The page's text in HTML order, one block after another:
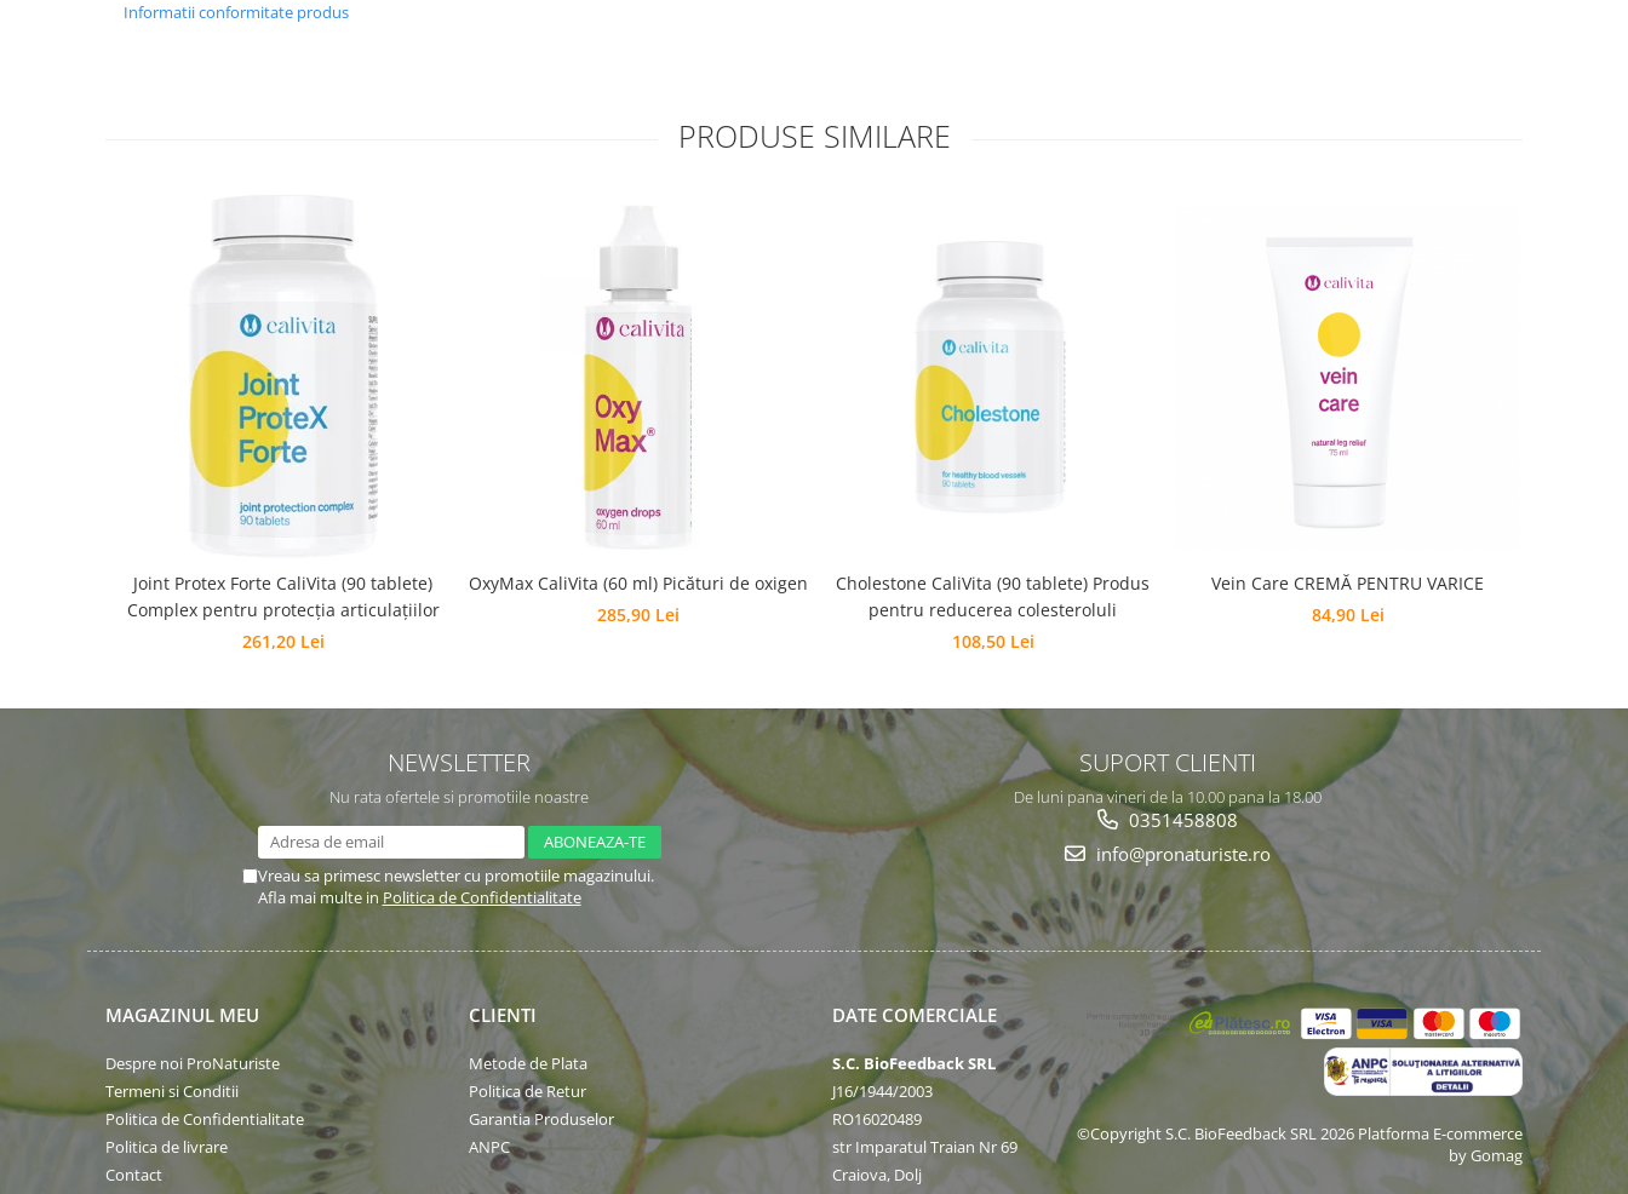
Informatii conformitate produs
PRODUSE SIMILARE
Joint Protex Forte CaliVita (90 tablete)
Complex pentru protecţia articulaţiilor
261,20 Lei
OxyMax CaliVita (60 ml) Picături de oxigen
285,90 Lei
Cholestone CaliVita (90 tablete) Produs
pentru reducerea colesteroluli
108,50 Lei
Vein Care CREMĂ PENTRU VARICE
84,90 Lei
NEWSLETTER
Nu rata ofertele si promotiile noastre
Vreau sa primesc newsletter cu promotiile magazinului.
Afla mai multe in Politica de Confidentialitate
SUPORT CLIENTI
De luni pana vineri de la 10.00 pana la 18.00
0351458808
info@pronaturiste.ro
MAGAZINUL MEU
Despre noi ProNaturiste
Termeni si Conditii
Politica de Confidentialitate
Politica de livrare
Contact
CLIENTI
Metode de Plata
Politica de Retur
Garantia Produselor
ANPC
DATE COMERCIALE
S.C. BioFeedback SRL
J16/1944/2003
RO16020489
str Imparatul Traian Nr 69
Craiova, Dolj
©Copyright S.C. BioFeedback SRL 2026 Platforma E-commerce
by Gomag